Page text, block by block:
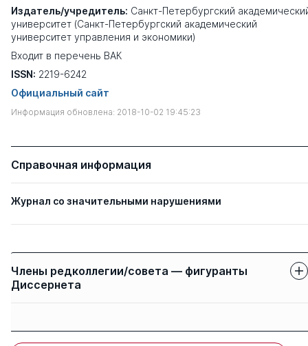
Издатель/учредитель: Санкт-Петербургский
университет (Санкт-Петербургский академический
университет управления и экономики)
Входит в перечень ВАК
ISSN: 2219-6242
Официальный сайт
Информация обновлена: 2018-10-02 19:45:23
Справочная информация
Журнал со значительными нарушениями
Члены редколлегии/совета — фигуранты
Диссернета